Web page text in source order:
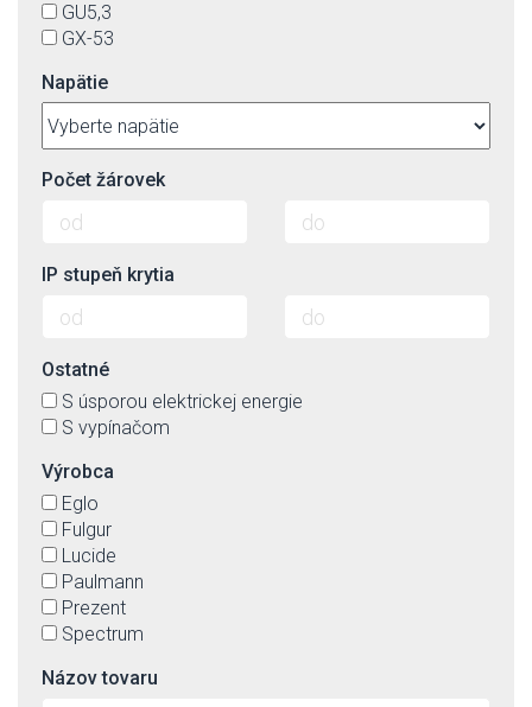
GU5,3
GX-53
Napätie
Počet žárovek
IP stupeň krytia
Ostatné
S úsporou elektrickej energie
S vypínačom
Výrobca
Eglo
Fulgur
Lucide
Paulmann
Prezent
Spectrum
Názov tovaru